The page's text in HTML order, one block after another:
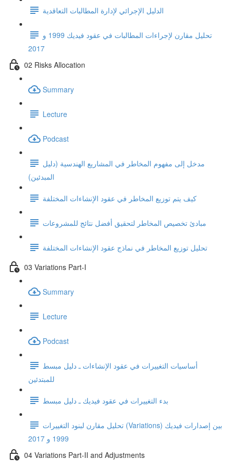
الدليل الإجرائي لإدارة المطالبات التعاقدية
تحليل مقارن لإجراءات المطالبات في عقود فيديك 1999 و
2017
02 Risks Allocation
Summary
Lecture
Podcast
مدخل إلى مفهوم المخاطر في المشاريع الهندسية (دليل
المبدئين)
كيف يتم توزيع المخاطر في عقود الإنشاءات المختلفة
مبادئ تخصيص المخاطر لتحقيق أفضل نتائج للمشروعات
تحليل توزيع المخاطر في نماذج عقود الإنشاءات المختلفة
03 Variations Part-I
Summary
Lecture
Podcast
أساسيات التغييرات في عقود الإنشاءات ـ دليل مبسط
للمبتدئين
بدء التغييرات في عقود فيديك ـ دليل مبسط
تحليل مقارن لبنود التغييرات (Variations) بين إصدارات فيديك
1999 و 2017
04 Variations Part-II and Adjustments